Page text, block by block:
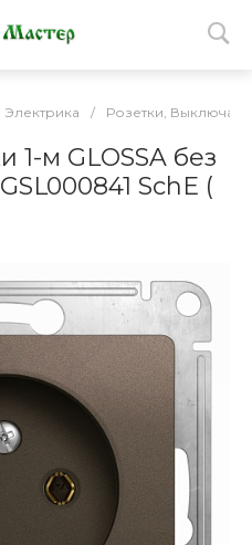
Электрика / Розетки,
1-м GLOSSA без
SchE (